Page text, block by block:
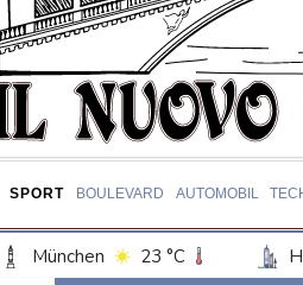
SPORT BOULEVARD AUTOMOBIL
München 23 °C